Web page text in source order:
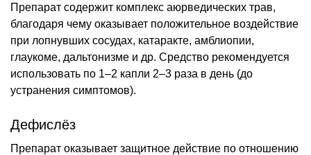
Препарат содержит комплекс аюрведических трав,
благодаря чему оказывает положительное воздействие
при лопнувших сосудах, катаракте, амблиопии,
глаукоме, дальтонизме и др. Средство рекомендуется
использовать по 1–2 капли 2–3 раза в день (до
устранения симптомов).
Дефислёз
Препарат оказывает защитное действие по отношению